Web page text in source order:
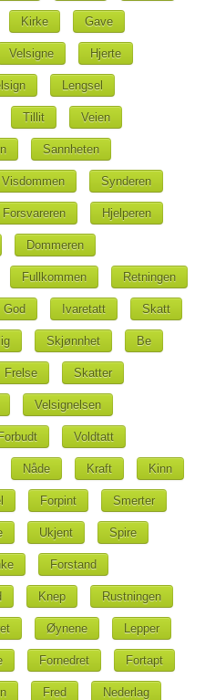
Kirke Gave
Velsigne Hjerte
Lengsel
Tillit Veien
Sannheten
Visdommen Synderen
Forsvareren Hjelperen
Dommeren
Fullkommen Retningen
God Ivaretatt Skatt
Skjønnhet Be
Frelse Skatter
Velsignelsen
Forbudt Voldtatt
Nåde Kraft Kinn
Forpint Smerter
Ukjent Spire
Forstand
Knep Rustningen
Øynene Lepper
Fornedret Fortapt
Fred Nederlag